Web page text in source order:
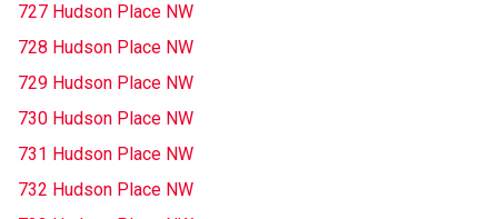
727 Hudson Place NW
728 Hudson Place NW
729 Hudson Place NW
730 Hudson Place NW
731 Hudson Place NW
732 Hudson Place NW